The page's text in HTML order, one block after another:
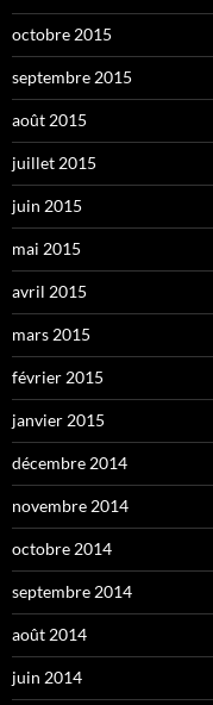
octobre 2015
septembre 2015
août 2015
juillet 2015
juin 2015
mai 2015
avril 2015
mars 2015
février 2015
janvier 2015
décembre 2014
novembre 2014
octobre 2014
septembre 2014
août 2014
juin 2014